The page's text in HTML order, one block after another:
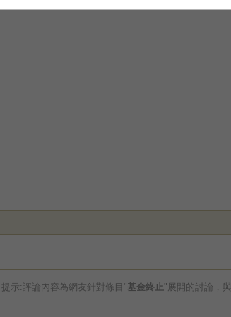
提示:評論內容為網友針對條目"基金終止"展開的討論，